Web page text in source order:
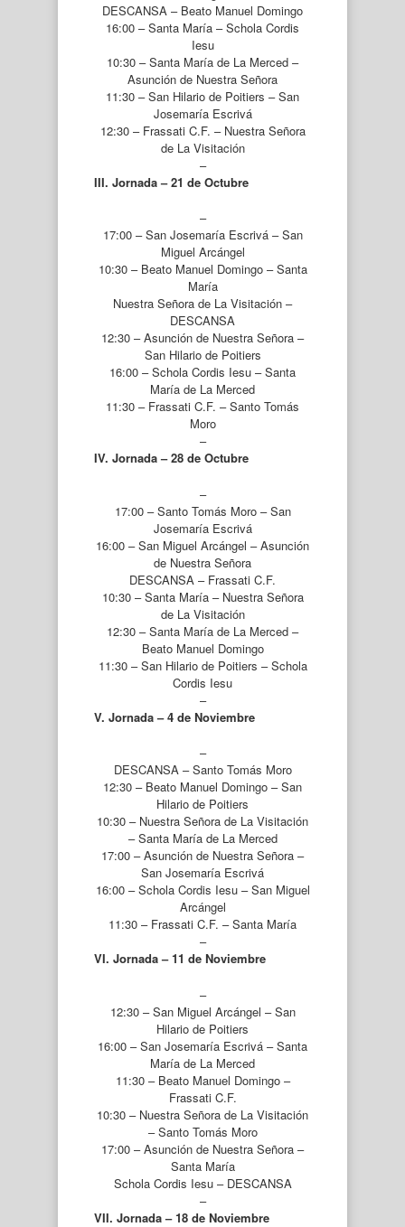
DESCANSA – Beato Manuel Domingo
16:00 – Santa María – Schola Cordis
Iesu
10:30 – Santa María de La Merced –
Asunción de Nuestra Señora
11:30 – San Hilario de Poitiers – San
Josemaría Escrivá
12:30 – Frassati C.F. – Nuestra Señora
de La Visitación
–
III. Jornada – 21 de Octubre
–
17:00 – San Josemaría Escrivá – San
Miguel Arcángel
10:30 – Beato Manuel Domingo – Santa
María
Nuestra Señora de La Visitación –
DESCANSA
12:30 – Asunción de Nuestra Señora –
San Hilario de Poitiers
16:00 – Schola Cordis Iesu – Santa
María de La Merced
11:30 – Frassati C.F. – Santo Tomás
Moro
–
IV. Jornada – 28 de Octubre
–
17:00 – Santo Tomás Moro – San
Josemaría Escrivá
16:00 – San Miguel Arcángel – Asunción
de Nuestra Señora
DESCANSA – Frassati C.F.
10:30 – Santa María – Nuestra Señora
de La Visitación
12:30 – Santa María de La Merced –
Beato Manuel Domingo
11:30 – San Hilario de Poitiers – Schola
Cordis Iesu
–
V. Jornada – 4 de Noviembre
–
DESCANSA – Santo Tomás Moro
12:30 – Beato Manuel Domingo – San
Hilario de Poitiers
10:30 – Nuestra Señora de La Visitación
– Santa María de La Merced
17:00 – Asunción de Nuestra Señora –
San Josemaría Escrivá
16:00 – Schola Cordis Iesu – San Miguel
Arcángel
11:30 – Frassati C.F. – Santa María
–
VI. Jornada – 11 de Noviembre
–
12:30 – San Miguel Arcángel – San
Hilario de Poitiers
16:00 – San Josemaría Escrivá – Santa
María de La Merced
11:30 – Beato Manuel Domingo –
Frassati C.F.
10:30 – Nuestra Señora de La Visitación
– Santo Tomás Moro
17:00 – Asunción de Nuestra Señora –
Santa María
Schola Cordis Iesu – DESCANSA
–
VII. Jornada – 18 de Noviembre